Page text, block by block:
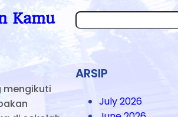
Kamu
mengikuti
S
e
h
ARSIP
July 2026